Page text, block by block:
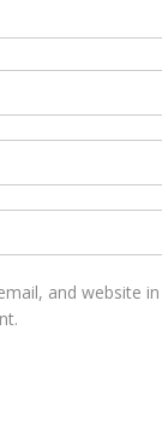
and website